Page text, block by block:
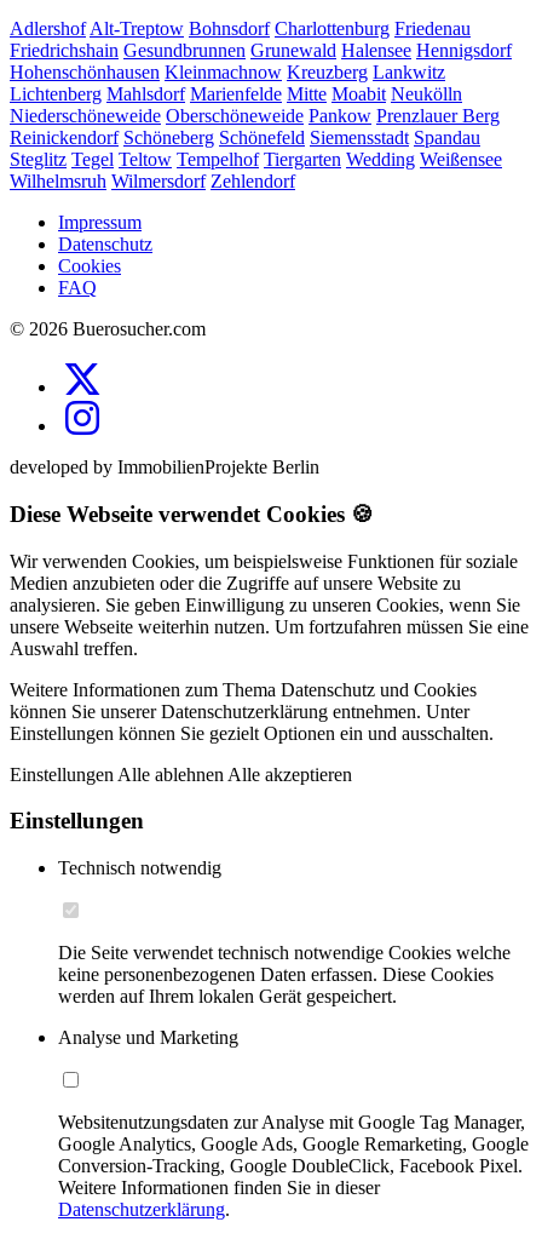
Adlershof Alt-Treptow Bohnsdorf Charlottenburg Friedenau
Friedrichshain Gesundbrunnen Grunewald Halensee Hennigsdorf
Hohenschönhausen Kleinmachnow Kreuzberg Lankwitz
Lichtenberg Mahlsdorf Marienfelde Mitte Moabit Neukölln
Niederschöneweide Oberschöneweide Pankow Prenzlauer Berg
Reinickendorf Schöneberg Schönefeld Siemensstadt Spandau
Steglitz Tegel Teltow Tempelhof Tiergarten Wedding Weißensee
Wilhelmsruh Wilmersdorf Zehlendorf
Impressum
Datenschutz
Cookies
FAQ
© 2026 Buerosucher.com
developed by ImmobilienProjekte Berlin
Diese Webseite verwendet Cookies 🍪
Wir verwenden Cookies, um beispielsweise Funktionen für soziale
Medien anzubieten oder die Zugriffe auf unsere Website zu
analysieren. Sie geben Einwilligung zu unseren Cookies, wenn Sie
unsere Webseite weiterhin nutzen. Um fortzufahren müssen Sie eine
Auswahl treffen.
Weitere Informationen zum Thema Datenschutz und Cookies
können Sie unserer Datenschutzerklärung entnehmen. Unter
Einstellungen können Sie gezielt Optionen ein und ausschalten.
Einstellungen Alle ablehnen Alle akzeptieren
Einstellungen
Technisch notwendig
Die Seite verwendet technisch notwendige Cookies welche
keine personenbezogenen Daten erfassen. Diese Cookies
werden auf Ihrem lokalen Gerät gespeichert.
Analyse und Marketing
Websitenutzungsdaten zur Analyse mit Google Tag Manager,
Google Analytics, Google Ads, Google Remarketing, Google
Conversion-Tracking, Google DoubleClick, Facebook Pixel.
Weitere Informationen finden Sie in dieser
Datenschutzerklärung.